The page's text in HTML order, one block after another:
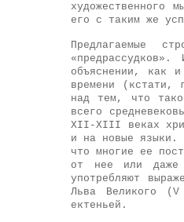
художественного
его с таким же
Предлагаемые
объяснении, как
времени (кстати,
над тем, что
всего
XII-XIII веках
и на новые языки.
что многие ее
от нее или даже
употребляют
Льва Великого
ектеньей.